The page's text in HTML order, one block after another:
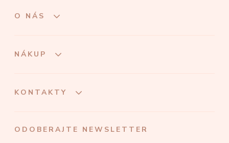
O NÁS
NÁKUP
KONTAKTY
ODOBERAJTE NEWSLETTER